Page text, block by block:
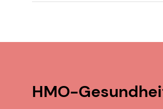
3. Lane, J. A., Marin˜o, K.,
Oligosaccharide aus
HMO-